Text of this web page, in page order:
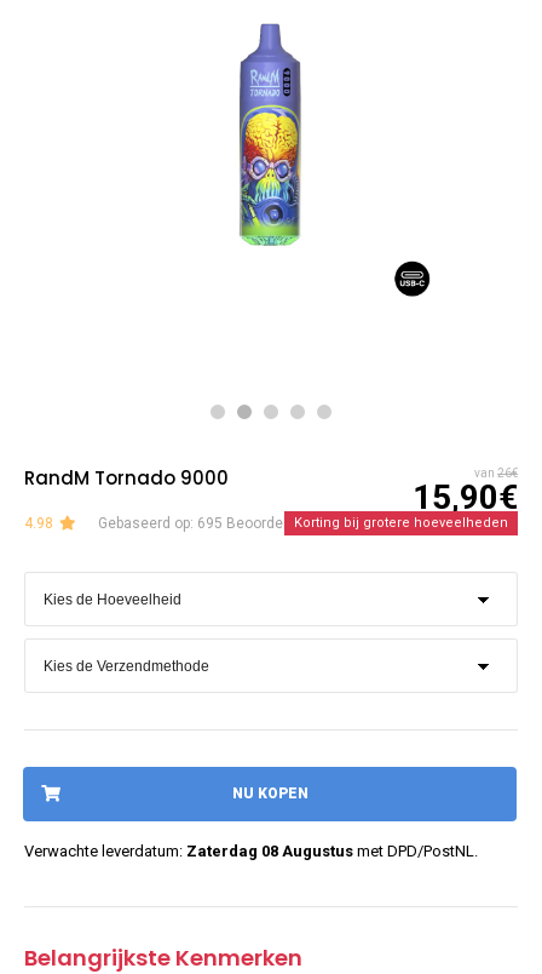
RandM Tornado 9000 van 26€
15,90€
4.98 Gebaseerd op: 695 BeoordelingenKorting bij grotere hoeveelheden
NU KOPEN
Verwachte leverdatum: Zaterdag 08 Augustus met DPD/PostNL.
Belangrijkste Kenmerken